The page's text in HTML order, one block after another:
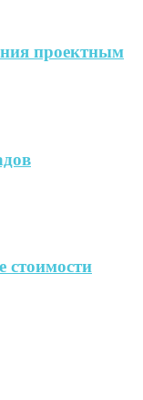
проектным
стоимости